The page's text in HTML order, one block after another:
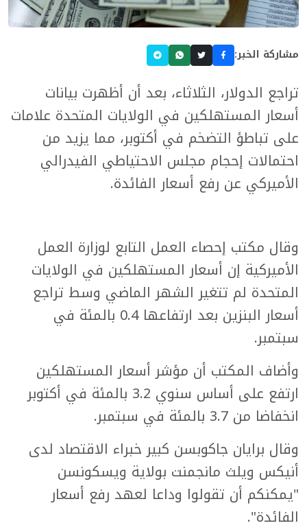
مشاركة الخبر:
تراجع الدولار، الثلاثاء، بعد أن أظهرت بيانات
أسعار المستهلكين في الولايات المتحدة علامات
على تباطؤ التضخم في أكتوبر، مما يزيد من
احتمالات إحجام مجلس الاحتياطي الفيدرالي
الأميركي عن رفع أسعار الفائدة.
وقال مكتب إحصاء العمل التابع لوزارة العمل
الأميركية إن أسعار المستهلكين في الولايات
المتحدة لم تتغير الشهر الماضي وسط تراجع
أسعار البنزين بعد ارتفاعها 0.4 بالمئة في
سبتمبر.
وأضاف المكتب أن مؤشر أسعار المستهلكين
ارتفع على أساس سنوي 3.2 بالمئة في أكتوبر
انخفاضا من 3.7 بالمئة في سبتمبر.
وقال برايان جاكوبسن كبير خبراء الاقتصاد لدى
أنيكس ويلث مانجمنت بولاية ويسكونسن
"يمكنكم أن تقولوا وداعا لعهد رفع أسعار
الفائدة".